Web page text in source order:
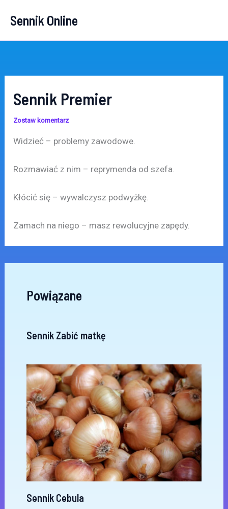
Sennik Online
Sennik Premier
Zostaw komentarz
Widzieć – problemy zawodowe.
Rozmawiać z nim – reprymenda od szefa.
Kłócić się – wywalczysz podwyżkę.
Zamach na niego – masz rewolucyjne zapędy.
Powiązane
Sennik Zabić matkę
Sennik Cebula